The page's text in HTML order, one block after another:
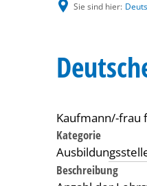
Sie sind hier:
Kaufmann/-frau
Kategorie
Beschreibung